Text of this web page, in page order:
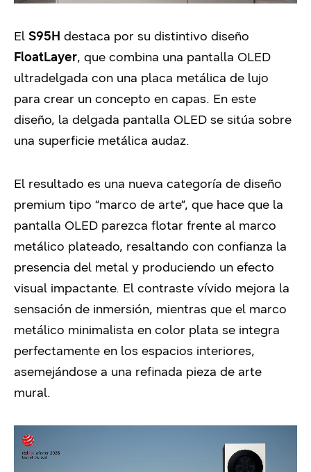
El S95H destaca por su distintivo diseño
FloatLayer, que combina una pantalla OLED
ultradelgada con una placa metálica de lujo
para crear un concepto en capas. En este
diseño, la delgada pantalla OLED se sitúa sobre
una superficie metálica audaz.
El resultado es una nueva categoría de diseño
premium tipo “marco de arte”, que hace que la
pantalla OLED parezca flotar frente al marco
metálico plateado, resaltando con confianza la
presencia del metal y produciendo un efecto
visual impactante. El contraste vívido mejora la
sensación de inmersión, mientras que el marco
metálico minimalista en color plata se integra
perfectamente en los espacios interiores,
asemejándose a una refinada pieza de arte
mural.